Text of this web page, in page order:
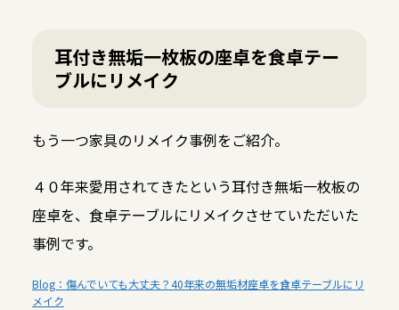
耳付き無垢一枚板の座卓を食卓テー
ブルにリメイク
もう一つ家具のリメイク事例をご紹介。
４０年来愛用されてきたという耳付き無垢一枚板の
座卓を、食卓テーブルにリメイクさせていただいた
事例です。
Blog：傷んでいても大丈夫？40年来の無垢材座卓を食卓テーブルにリ
メイク